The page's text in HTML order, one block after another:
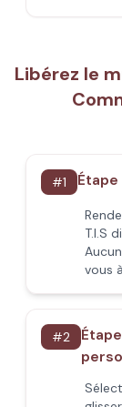
Libérez le
#1
T.I.S
vous
#2